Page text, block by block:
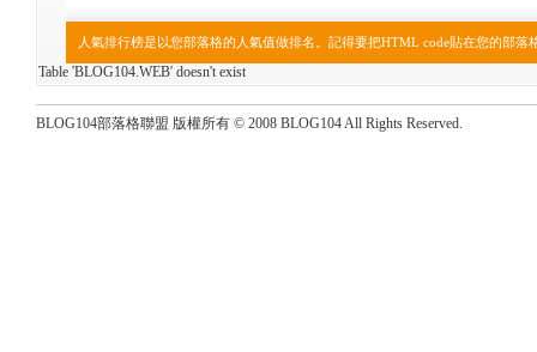
人氣排行榜是以您部落格的人氣值做排名。記得要把HTML code貼在您的部
Table 'BLOG104.WEB' doesn't exist
BLOG104部落格聯盟 版權所有 © 2008 BLOG104 All Rights Reserved.